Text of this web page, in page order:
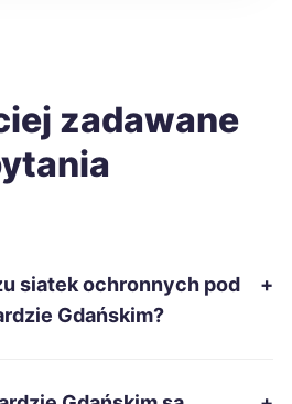
41 zł
41 zł
zadawane
siatek ochronnych pod
Gdańskim?
+